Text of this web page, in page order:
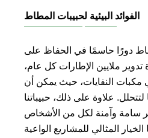
الفوائد البيئية لحبيبات المطاط
دورًا حاسمًا في الحفاظ على
تدوير ملايين الإطارات كل عام،
مكبات النفايات، حيث يمكن أن
علاوة على ذلك، حبيباتنا
سامة وآمنة لكل من الأشخاص
المثالي للمشاريع الواعية